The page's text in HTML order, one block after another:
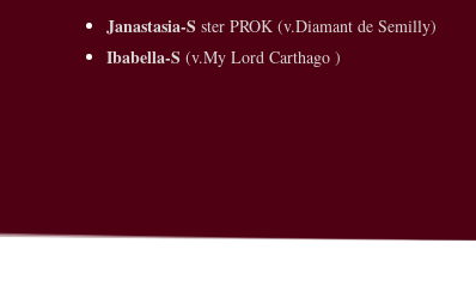
Janastasia-S ster PROK (v.Diamant de Semilly)
Ibabella-S (v.My Lord Carthago )